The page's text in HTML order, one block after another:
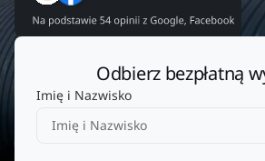
Odbierz bezpłatną
Imię i Nazwisko